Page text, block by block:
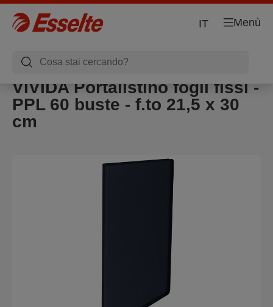
Menù
IT
VIVIDA Portalistino fogli fissi -
PPL 60 buste - f.to 21,5 x 30
cm